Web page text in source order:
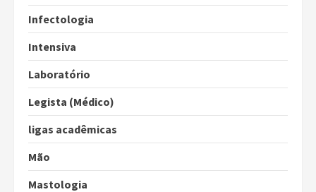
Infectologia
Intensiva
Laboratório
Legista (Médico)
ligas acadêmicas
Mão
Mastologia